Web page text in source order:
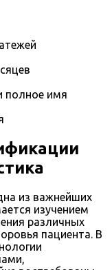
полное имя
из важнейших
изучением
различных
пациента. В